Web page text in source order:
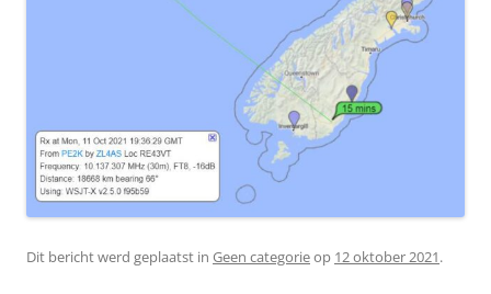
Dit bericht werd geplaatst in Geen categorieop 12 oktober 2021.